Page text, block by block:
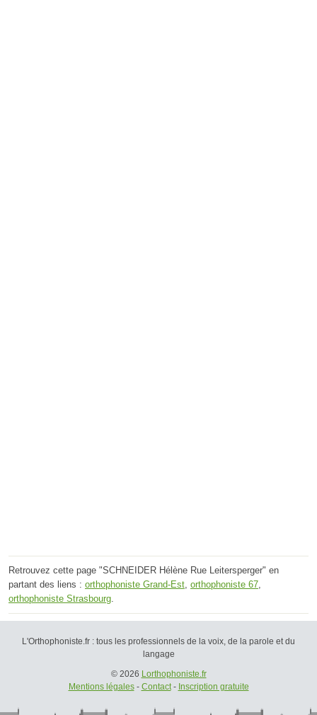
Retrouvez cette page "SCHNEIDER Hélène Rue Leitersperger" en
partant des liens : orthophoniste Grand-Est, orthophoniste 67,
orthophoniste Strasbourg.
L'Orthophoniste.fr : tous les professionnels de la voix, de la parole et du
langage
© 2026 Lorthophoniste.fr
Mentions légales- Contact- Inscription gratuite